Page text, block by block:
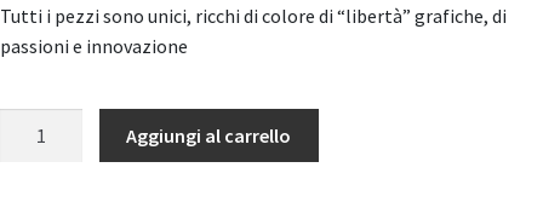
Tutti i pezzi sono unici, ricchi di colore di “libertà” grafiche, di
passioni e innovazione
Aggiungi al carrello